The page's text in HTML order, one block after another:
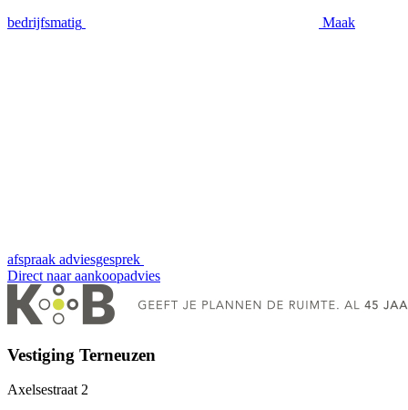
bedrijfsmatig Maak
afspraak adviesgesprek
Direct naar aankoopadvies
Vestiging Terneuzen
Axelsestraat 2